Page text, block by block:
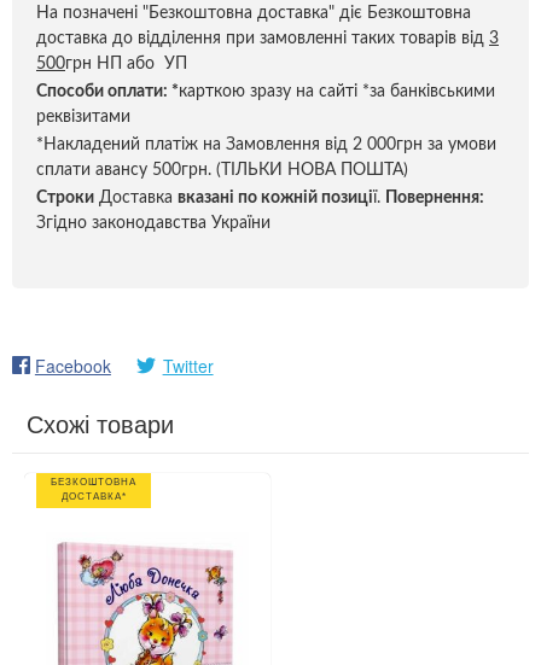
На позначені "Безкоштовна доставка" діє Безкоштовна
доставка до відділення при замовленні таких товарів від 3
500грн НП або УП
Способи оплати: *карткою зразу на сайті *за банківськими
реквізитами
*Накладений платіж на Замовлення від 2 000грн за умови
сплати авансу 500грн. (ТІЛЬКИ НОВА ПОШТА)
Строки Доставка вказані по кожній позиції.
Повернення:
Згідно законодавства України
Facebook Twitter
Схожі товари
БЕЗКОШТОВНА
ДОСТАВКА*